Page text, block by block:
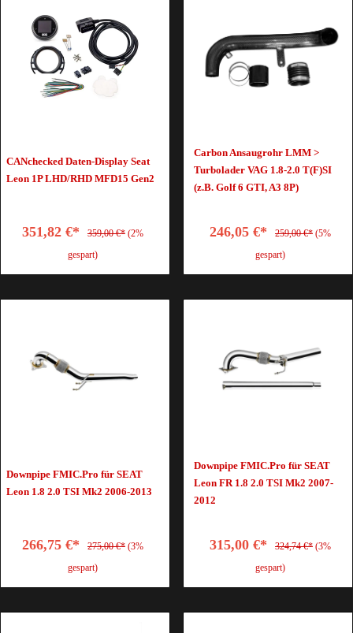
CANchecked Daten-Display Seat
Leon 1P LHD/RHD MFD15 Gen2
351,82 €* 359,00 €* (2%
gespart)
Carbon Ansaugrohr LMM >
Turbolader VAG 1.8-2.0 T(F)SI
(z.B. Golf 6 GTI, A3 8P)
246,05 €* 259,00 €* (5%
gespart)
Downpipe FMIC.Pro für SEAT
Leon 1.8 2.0 TSI Mk2 2006-2013
266,75 €* 275,00 €* (3%
gespart)
Downpipe FMIC.Pro für SEAT
Leon FR 1.8 2.0 TSI Mk2 2007-
2012
315,00 €* 324,74 €* (3%
gespart)